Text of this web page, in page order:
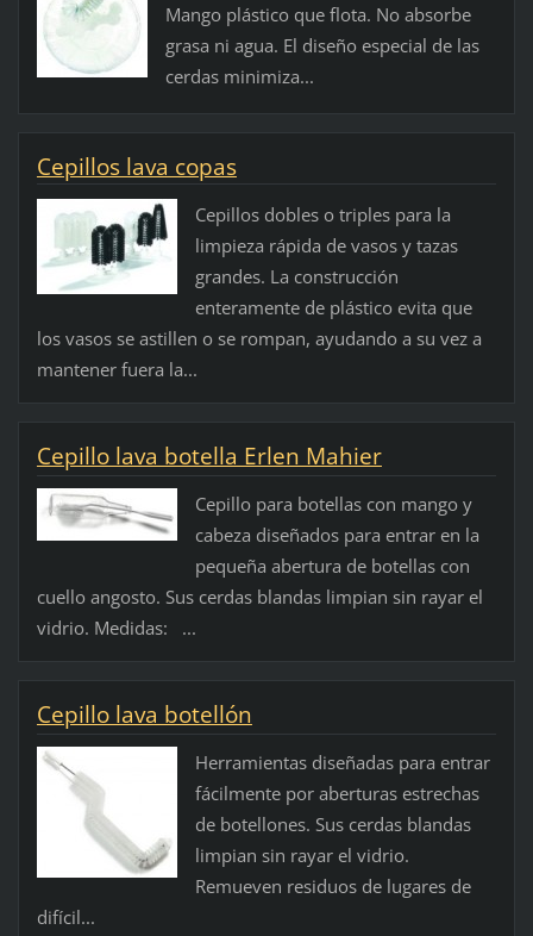
Mango plástico que flota. No absorbe
grasa ni agua. El diseño especial de las
cerdas minimiza...
Cepillos lava copas
Cepillos dobles o triples para la
limpieza rápida de vasos y tazas
grandes. La construcción
enteramente de plástico evita que
los vasos se astillen o se rompan, ayudando a su vez a
mantener fuera la...
Cepillo lava botella Erlen Mahier
Cepillo para botellas con mango y
cabeza diseñados para entrar en la
pequeña abertura de botellas con
cuello angosto. Sus cerdas blandas limpian sin rayar el
vidrio. Medidas: ...
Cepillo lava botellón
Herramientas diseñadas para entrar
fácilmente por aberturas estrechas
de botellones. Sus cerdas blandas
limpian sin rayar el vidrio.
Remueven residuos de lugares de
difícil...